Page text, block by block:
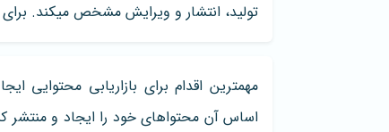
تولید، انتشار و ویرایش مشخص میکند.
مهمترین اقدام برای بازاریابی
اساس آن محتواهای خود را ایجاد و منتشر